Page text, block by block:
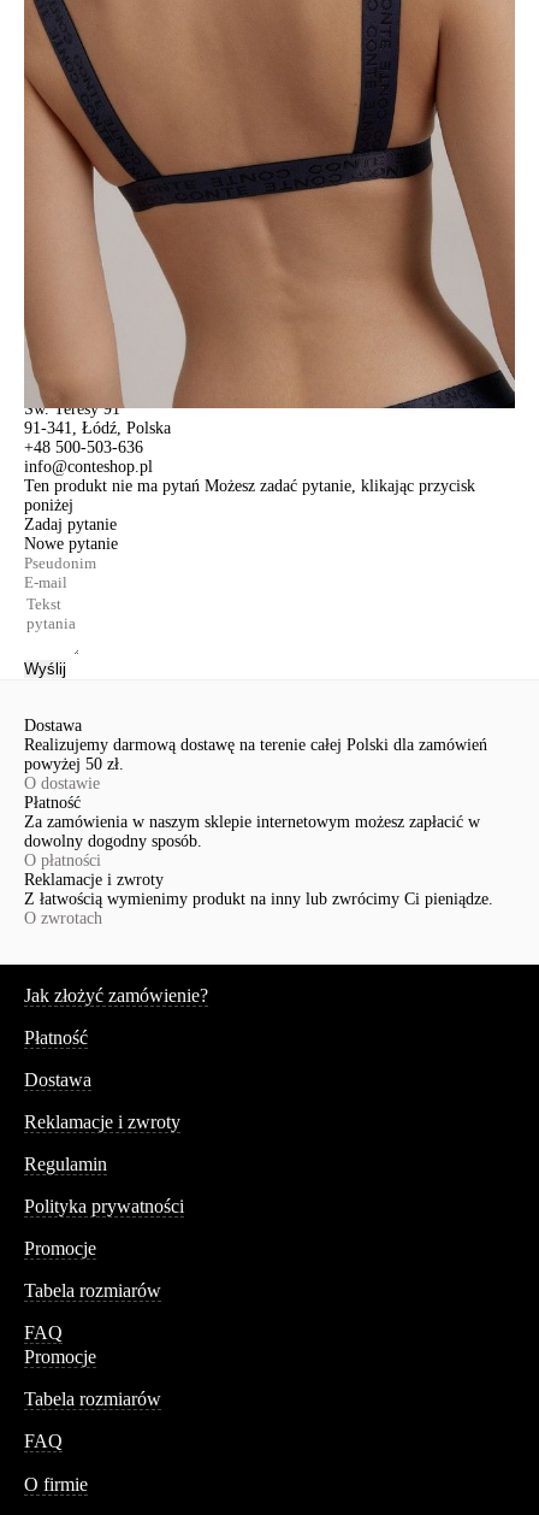
BAMBUS PREMIUM
: Najwyższej jakości tkanina, która zapewnia
ciepło, gdy jest zimno i chłód, gdy jest gorąco. Dobrze wchłania
wilgoć, ale jednocześnie eliminuje pojawianie się nieprzyjemnego
zapachu. Nie powoduje podrażnień skóry.
Cechy modelu:
• bez fiszbin,
• miękkie trójkątne miseczki z podszewką,
• szerokie ramiączka z logo marki,
• u dołu szeroka gumka z logo marki,
• lekka tkanina bambusowa premium,
• zachowanie kształtu i koloru przy jednoczesnym przestrzeganiu
zaleceń dotyczących pielęgnacji,
• efektowna i wygodna bielizna.
1008020860071615
włókno bambusowe 97%, elastan 3%
Udostępnij produkt
Podmiot odpowiedzialny
EuroTrade Tex Sp z o.o.
Św. Teresy 91
91-341, Łódź, Polska
+48 500-503-636
info@conteshop.pl
Ten produkt nie ma pytań Możesz zadać pytanie, klikając przycisk
poniżej
Zadaj pytanie
Nowe pytanie
Wyślij
Dostawa
Realizujemy darmową dostawę na terenie całej Polski dla zamówień
powyżej 50 zł.
O dostawie
Płatność
Za zamówienia w naszym sklepie internetowym możesz zapłacić w
dowolny dogodny sposób.
O płatności
Reklamacje i zwroty
Z łatwością wymienimy produkt na inny lub zwrócimy Ci pieniądze.
O zwrotach
Jak złożyć zamówienie?
Płatność
Dostawa
Reklamacje i zwroty
Regulamin
Polityka prywatności
Promocje
Tabela rozmiarów
FAQ
Promocje
Tabela rozmiarów
FAQ
O firmie